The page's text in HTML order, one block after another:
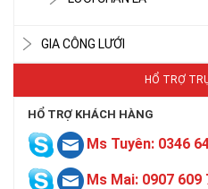
GIA CÔNG LƯỚI
HỔ TRỢ
HỔ TRỢ KHÁCH HÀNG
Ms Tuyên: 0346
Ms Mai: 0907 609